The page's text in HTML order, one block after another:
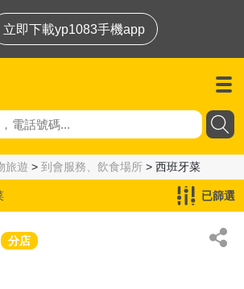
立即下載yp1083手機app
旅遊 > 到會服務、飲食場所 > 西班牙菜
已篩選
分店